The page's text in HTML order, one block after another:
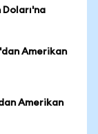
Doları'na
Amerikan
Amerikan